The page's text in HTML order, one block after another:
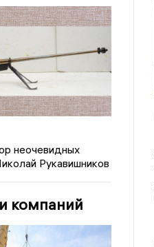
неочевидных
Рукавишников
компаний